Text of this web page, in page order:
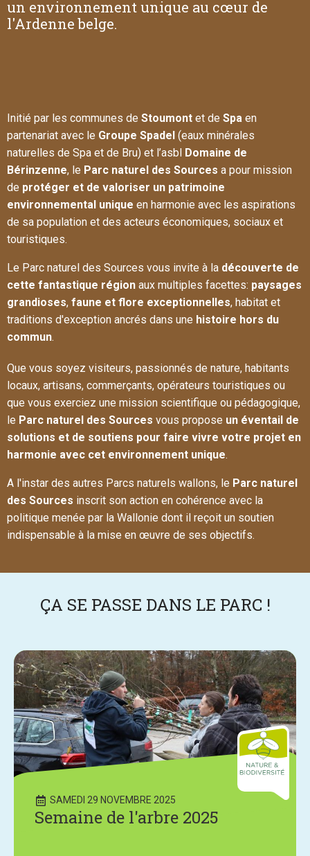
un environnement unique au cœur de
l'Ardenne belge.
Initié par les communes de Stoumont et de Spa en
partenariat avec le Groupe Spadel (eaux minérales
naturelles de Spa et de Bru) et l’asbl Domaine de
Bérinzenne, le Parc naturel des Sources a pour mission
de protéger et de valoriser un patrimoine
environnemental unique en harmonie avec les aspirations
de sa population et des acteurs économiques, sociaux et
touristiques.
Le Parc naturel des Sources vous invite à la découverte de
cette fantastique région aux multiples facettes: paysages
grandioses, faune et flore exceptionnelles, habitat et
traditions d'exception ancrés dans une histoire hors du
commun.
Que vous soyez visiteurs, passionnés de nature, habitants
locaux, artisans, commerçants, opérateurs touristiques ou
que vous exerciez une mission scientifique ou pédagogique,
le Parc naturel des Sources vous propose un éventail de
solutions et de soutiens pour faire vivre votre projet en
harmonie avec cet environnement unique.
A l'instar des autres Parcs naturels wallons, le Parc naturel
des Sources inscrit son action en cohérence avec la
politique menée par la Wallonie dont il reçoit un soutien
indispensable à la mise en œuvre de ses objectifs.
ÇA SE PASSE DANS LE PARC !
SAMEDI 29 NOVEMBRE 2025
Semaine de l'arbre 2025